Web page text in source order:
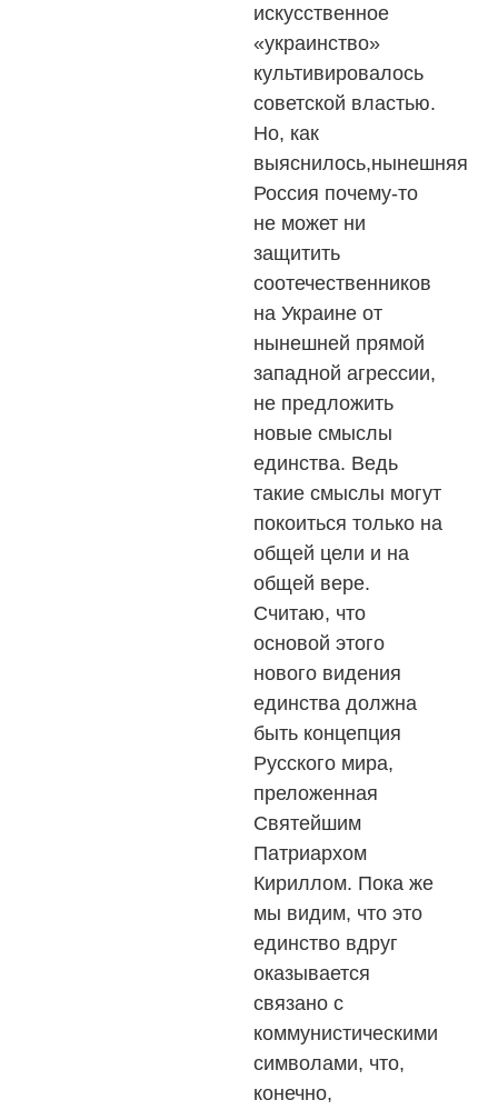
искусственное
«украинство»
культивировалось
советской властью.
Но, как
выяснилось,нынешняя
Россия почему-то
не может ни
защитить
соотечественников
на Украине от
нынешней прямой
западной агрессии,
не предложить
новые смыслы
единства. Ведь
такие смыслы могут
покоиться только на
общей цели и на
общей вере.
Считаю, что
основой этого
нового видения
единства должна
быть концепция
Русского мира,
преложенная
Святейшим
Патриархом
Кириллом. Пока же
мы видим, что это
единство вдруг
оказывается
связано с
коммунистическими
символами, что,
конечно,